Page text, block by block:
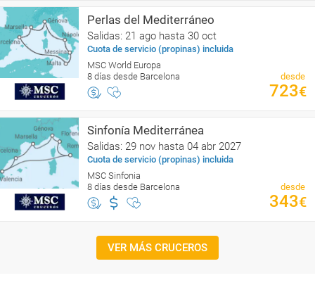
Perlas del Mediterráneo
Salidas: 21 ago hasta 30 oct
Cuota de servicio (propinas) incluida
MSC World Europa
8 días desde Barcelona
desde
723€
Sinfonía Mediterránea
Salidas: 29 nov hasta 04 abr 2027
Cuota de servicio (propinas) incluida
MSC Sinfonia
8 días desde Barcelona
desde
343€
VER MÁS CRUCEROS